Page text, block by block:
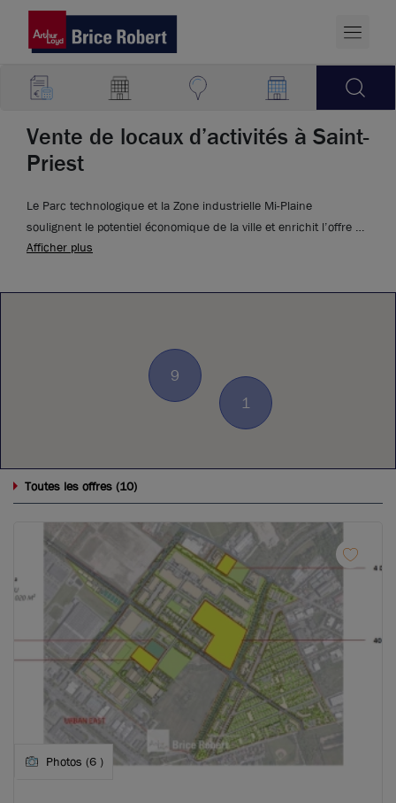
Vente de locaux d’activités à Saint-
Priest
Le Parc technologique et la Zone industrielle Mi-Plaine
soulignent le potentiel économique de la ville et enrichit l’offre de
locaux d’activités à vendre à Saint-Priest.
Afficher plus
9
1
Toutes les offres (10)
Photos (6 )